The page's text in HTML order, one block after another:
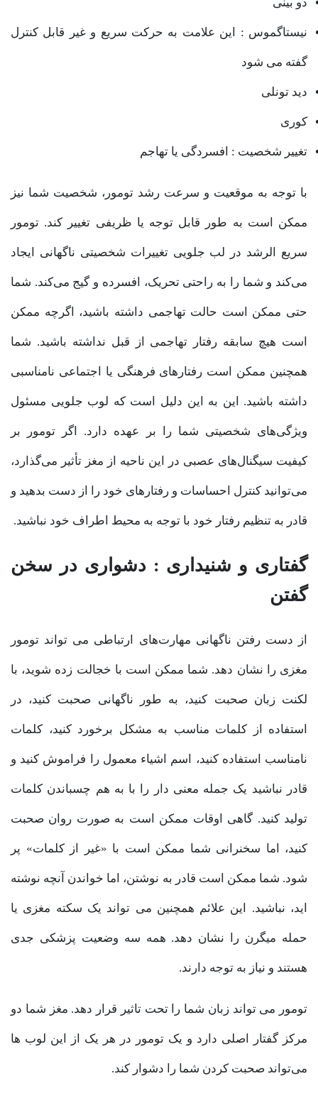
نیستاگموس : این علامت به حرکت سریع و غیر قابل کنترل
گفته می شود
دید تونلی
کوری
تغییر شخصیت : افسردگی یا تهاجم
با توجه به موقعیت و سرعت رشد تومور، شخصیت شما نیز
ممکن است به طور قابل توجه یا ظریفی تغییر کند. تومور
سریع الرشد در لب جلویی تغییرات شخصیتی ناگهانی ایجاد
می‌کند و شما را به راحتی تحریک، افسرده و گیج می‌کند. شما
حتی ممکن است حالت تهاجمی داشته باشید، اگرچه ممکن
است هیچ سابقه رفتار تهاجمی از قبل نداشته باشید. شما
همچنین ممکن است رفتارهای فرهنگی یا اجتماعی نامناسبی
داشته باشید. این به این دلیل است که لوب جلویی مسئول
ویژگی‌های شخصیتی شما را بر عهده دارد. اگر تومور بر
کیفیت سیگنال‌های عصبی در این ناحیه از مغز تأثیر می‌گذارد،
می‌توانید کنترل احساسات و رفتار‌های خود را از دست بدهید و
قادر به تنظیم رفتار خود با توجه به محیط اطراف خود نباشید.
گفتاری و شنیداری : دشواری در سخن
گفتن
از دست رفتن ناگهانی مهارت‌های ارتباطی می تواند تومور
مغزی را نشان دهد. شما ممکن است با خجالت زده شوید، با
لکنت زبان صحبت کنید، به طور ناگهانی صحبت کنید، در
استفاده از کلمات مناسب به مشکل برخورد کنید، کلمات
نامناسب استفاده کنید، اسم اشیاء معمول را فراموش کنید و
قادر نباشید یک جمله معنی دار را با به هم چسباندن کلمات
تولید کنید. گاهی اوقات ممکن است به صورت روان صحبت
کنید، اما سخنرانی شما ممکن است با «غیر از کلمات» پر
شود. شما ممکن است قادر به نوشتن، اما خواندن آنچه نوشته
اید، نباشید. این علائم همچنین می تواند یک سکته مغزی یا
حمله میگرن را نشان دهد. همه سه وضعیت پزشکی جدی
هستند و نیاز به توجه دارند.
تومور می تواند زبان شما را تحت تاثیر قرار دهد. مغز شما دو
مرکز گفتار اصلی دارد و یک تومور در هر یک از این لوب ها
می‌تواند صحبت کردن شما را دشوار کند.